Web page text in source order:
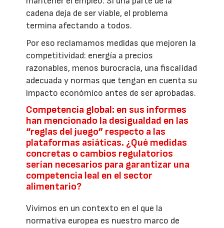
cadena deja de ser viable, el problema
termina afectando a todos.
Por eso reclamamos medidas que mejoren la
competitividad: energía a precios
razonables, menos burocracia, una fiscalidad
adecuada y normas que tengan en cuenta su
impacto económico antes de ser aprobadas.
Competencia global: en sus informes
han mencionado la desigualdad en las
“reglas del juego” respecto a las
plataformas asiáticas. ¿Qué medidas
concretas o cambios regulatorios
serían necesarios para garantizar una
competencia leal en el sector
alimentario?
Vivimos en un contexto en el que la
normativa europea es nuestro marco de